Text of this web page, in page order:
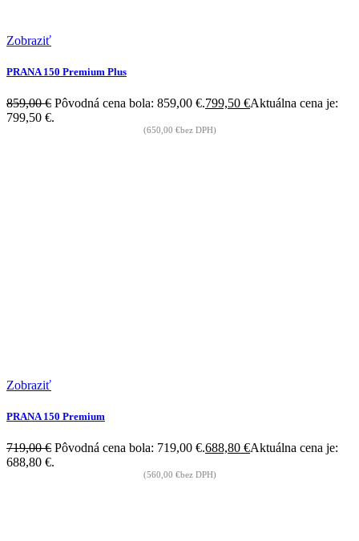
Zobraziť
PRANA 150 Premium Plus
859,00€ Pôvodná cena bola: 859,00 €.799,50 €Aktuálna cena je:
799,50 €.
(650,00 €bez DPH)
Zobraziť
PRANA 150 Premium
719,00€ Pôvodná cena bola: 719,00 €.688,80 €Aktuálna cena je:
688,80 €.
(560,00 €bez DPH)